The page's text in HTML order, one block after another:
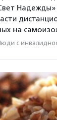
Надежды»
на
с